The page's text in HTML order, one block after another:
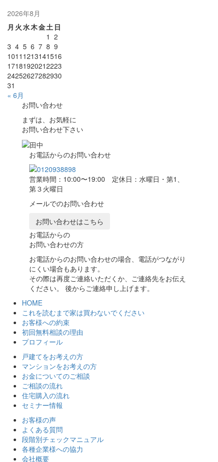
2026年8月
月 火水木金土 日
« 6月
1 2
3 4 5 6 7 8 9
1011 1213141516
17181920212223
24252627282930
31
お問い合わせ
まずは、お気軽に
お問い合わせ下さい
お電話からのお問い合わせ
営業時間：10:00〜19:00 定休日：水曜日・第1、
第３火曜日
メールでのお問い合わせ
お問い合わせはこちら
お電話からの
お問い合わせの方
お電話からのお問い合わせの場合、電話がつながり
にくい場合もあります。
その際は再度ご連絡いただくか、ご連絡先をお伝え
ください。 後からご連絡申し上げます。
HOME
これを読むまで家は買わないでください
お客様への約束
初回無料相談の理由
プロフィール
戸建てをお考えの方
マンションをお考えの方
お金についてのご相談
ご相談の流れ
住宅購入の流れ
セミナー情報
お客様の声
よくある質問
段階別チェックマニュアル
各種企業様への協力
会社概要